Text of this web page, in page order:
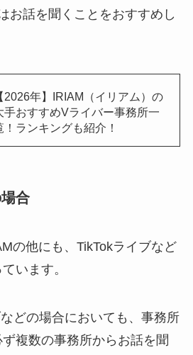
お話を聞くことをおすすめし
2026年】IRIAM（イリアム）の
手おすすめVライバー事務所一
！ランキングも紹介！
合
の他にも、TikTokライブなど
います。
どの場合においても、事務所
複数の事務所からお話を聞